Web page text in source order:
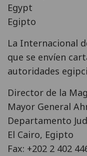
Egypt
Egipto
La Internacional
que se envíen
autoridades
Director de la
Mayor General
Departamento
El Cairo, Egipto
Fax: +202 2 402